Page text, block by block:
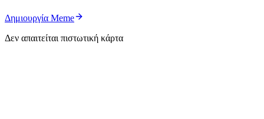
Δημιουργία Meme
Δεν απαιτείται πιστωτική κάρτα